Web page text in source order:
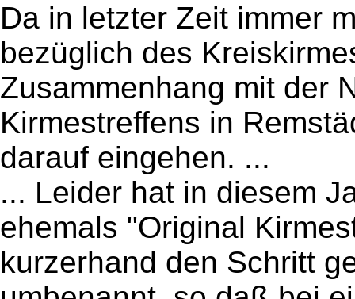
Da in letzter Zeit immer
bezüglich des
Zusammenhang mit der
Kirmestreffens in
darauf eingehen. ...
... Leider hat in diesem
ehemals "Original
kurzerhand den Schritt